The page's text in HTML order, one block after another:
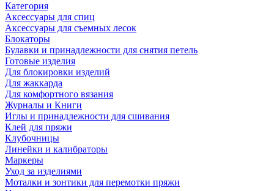
Категория
Аксессуары для спиц
Аксессуары для съемных лесок
Блокаторы
Булавки и принадлежности для снятия петель
Готовые изделия
Для блокировки изделий
Для жаккарда
Для комфортного вязания
Журналы и Книги
Иглы и принадлежности для сшивания
Клей для пряжи
Клубочницы
Линейки и калибраторы
Маркеры
Уход за изделиями
Моталки и зонтики для перемотки пряжи